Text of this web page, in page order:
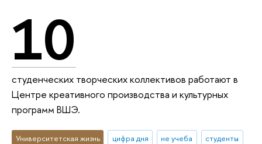
10
студенческих творческих коллективов работают в
Центре креативного производства и культурных
программ ВШЭ.
Университетская жизнь цифра дня не учеба
студенты